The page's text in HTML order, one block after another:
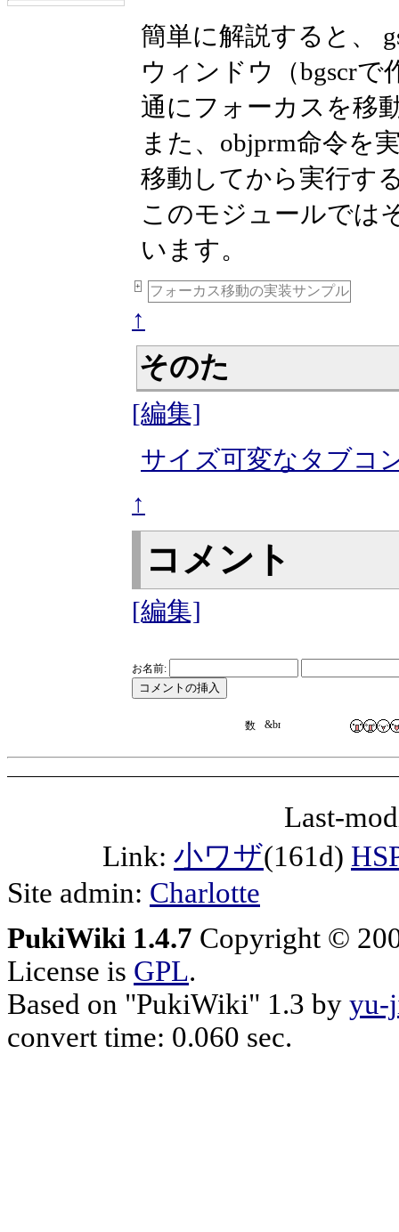
簡単に解説すると、
ウィンドウ（bgscrで
通にフォーカスを移
また、objprm命令を
移動してから実行す
このモジュールでは
います。
+ フォーカス移動の実装サンプル
↑
そのた
[編集]
サイズ可変なタブコ
↑
コメント
[編集]
お名前:
Last-
Link: 小ワザ(161d)
Site admin: Charlotte
PukiWiki 1.4.7 Copyright ©
License is GPL.
Based on "PukiWiki" 1.3 by yu-
convert time: 0.060 sec.